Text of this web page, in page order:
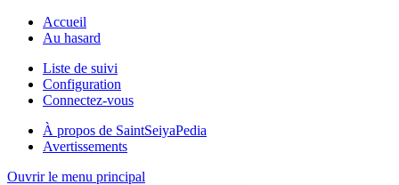
Accueil
Au hasard
Liste de suivi
Configuration
Connectez-vous
À propos de SaintSeiyaPedia
Avertissements
Ouvrir le menu principal